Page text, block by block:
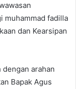
muhammad fadilla
dan Kearsipan
dengan arahan
Bapak Agus